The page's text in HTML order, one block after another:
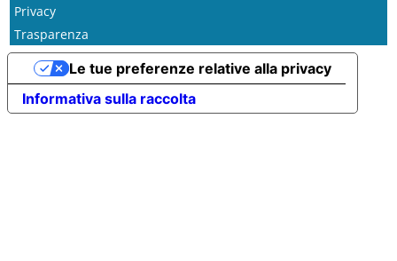
Privacy
Trasparenza
Informativa sulla raccolta
Le tue preferenze relative alla privacy